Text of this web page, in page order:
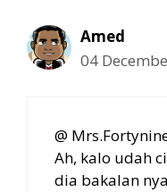
Amed
04
@
Ah, kalo udah
dia bakalan